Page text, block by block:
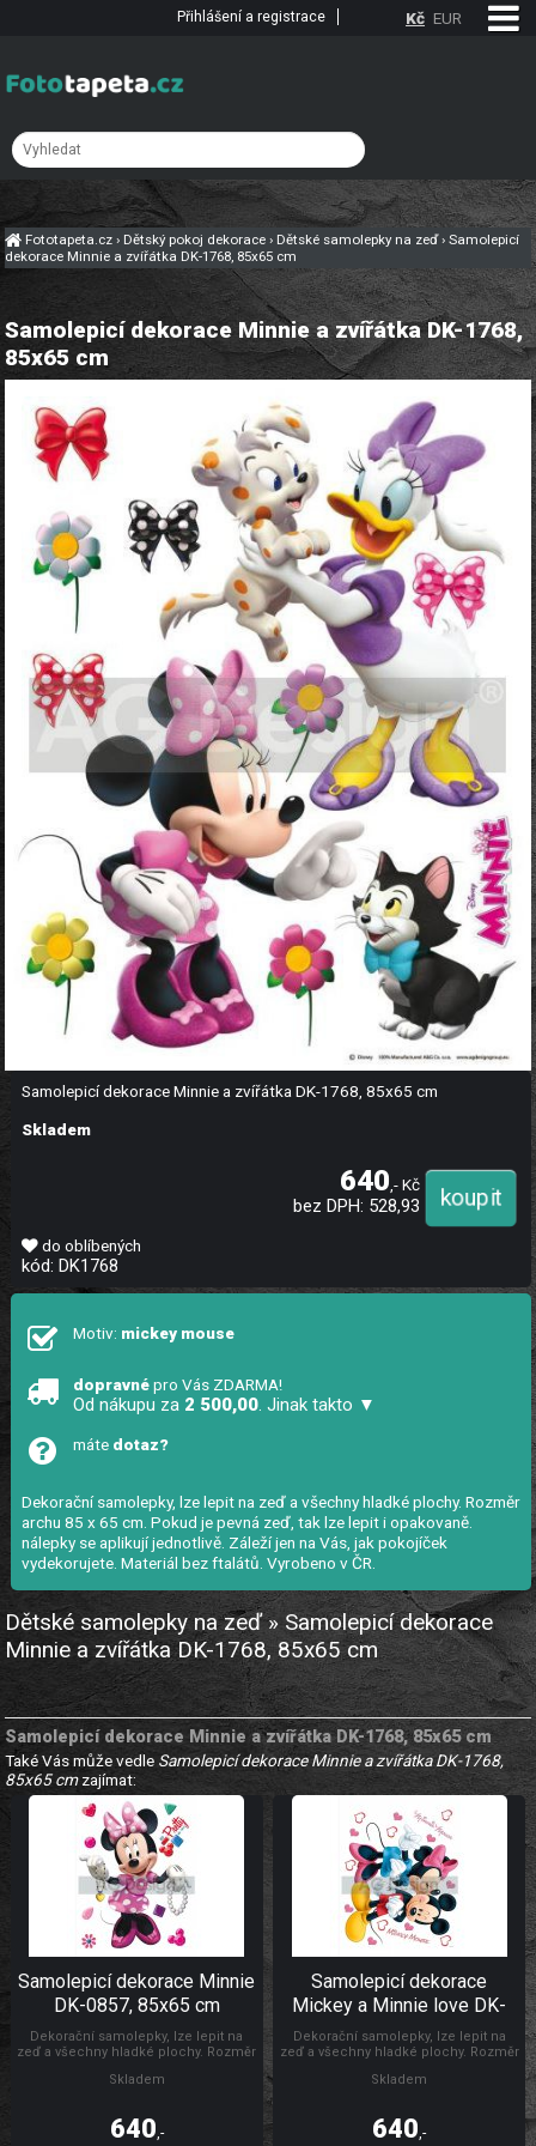
Fototapeta.cz› Dětský pokoj dekorace › Dětské samolepky na zeď›Samolepicí
dekorace Minnie a zvířátka DK-1768, 85x65 cm
Samolepicí dekorace Minnie a zvířátka DK-1768,
85x65 cm
Samolepicí dekorace Minnie a zvířátka DK-1768, 85x65 cm
Skladem
640 ,- Kč
bez DPH: 528,93
do oblíbených
kód: DK1768
Motiv: mickey mouse
dopravnépro Vás ZDARMA!
Od nákupu za 2 500,00. Jinak takto ▼
máte dotaz?
Dekorační samolepky, lze lepit na zeď a všechny hladké plochy. Rozměr
archu 85 x 65 cm. Pokud je pevná zeď, tak lze lepit i opakovaně.
nálepky se aplikují jednotlivě. Záleží jen na Vás, jak pokojíček
vydekorujete. Materiál bez ftalátů. Vyrobeno v ČR.
Dětské samolepky na zeď » Samolepicí dekorace
Minnie a zvířátka DK-1768, 85x65 cm
Samolepicí dekorace Minnie a zvířátka DK-1768, 85x65 cm
Také Vás může vedle Samolepicí dekorace Minnie a zvířátka DK-1768,
85x65 cmzajímat:
Samolepicí dekorace Minnie
DK-0857, 85x65 cm
Dekorační samolepky, lze lepit na
zeď a všechny hladké plochy. Rozměr
zeď, tak lze lepit i opakovaně. nálepky
Materiál bez ftalátů. Vyrobeno v ČR.
Skladem
640 ,-
Samolepicí dekorace
Mickey a Minnie love DK-
882, 85x65 cm
Dekorační samolepky, lze lepit na
zeď a všechny hladké plochy. Rozměr
zeď, tak lze lepit i opakovaně. nálepky
Materiál bez ftalátů. Vyrobeno v ČR.
Skladem
640 ,-
Kč EUR
Přihlášení a registrace